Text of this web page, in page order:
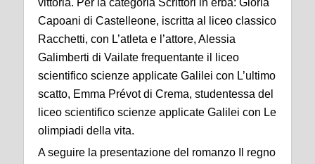
vittoria. Per la categoria Scrittori in erba: Gloria
Capoani di Castelleone, iscritta al liceo classico
Racchetti, con L’atleta e l’attore, Alessia
Galimberti di Vailate frequentante il liceo
scientifico scienze applicate Galilei con L’ultimo
scatto, Emma Prévot di Crema, studentessa del
liceo scientifico scienze applicate Galilei con Le
olimpiadi della vita.
A seguire la presentazione del romanzo Il regno